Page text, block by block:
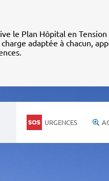
le Plan Hôpital en Tension
adaptée à chacun,
URGENCES